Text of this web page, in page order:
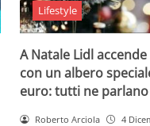
Lifestyle
A Natale Lidl
con un albero
euro: tutti ne parlano
Roberto Arciola 4